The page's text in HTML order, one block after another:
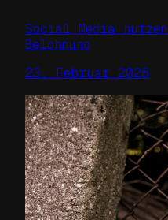
Social Media
Belohnung
23. Februar 2026